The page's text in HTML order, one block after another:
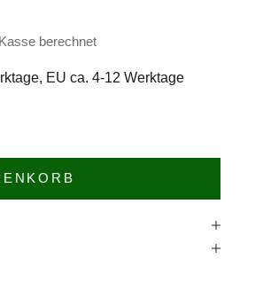
berechnet
EU ca. 4-12 Werktage